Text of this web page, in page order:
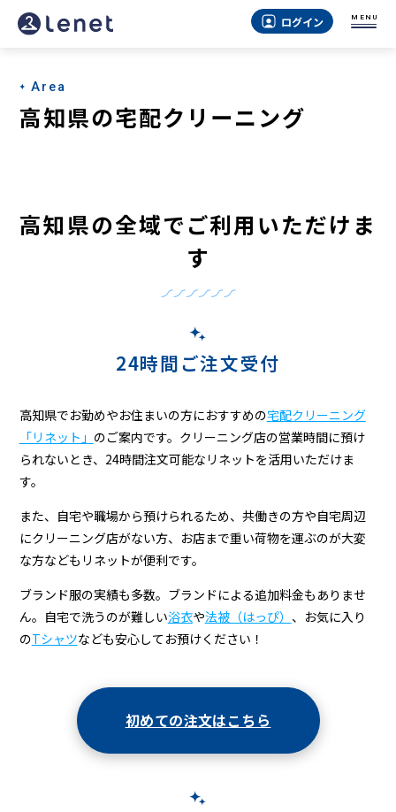
ログイン MENU
Area
高知県の宅配クリーニング
高知県の全域でご利用いただけま
す
24時間ご注文受付
高知県でお勤めやお住まいの方におすすめの宅配クリーニング
「リネット」 のご案内です。クリーニング店の営業時間に預け
られないとき、24時間注文可能なリネットを活用いただけま
す。
また、自宅や職場から預けられるため、共働きの方や自宅周辺
にクリーニング店がない方、お店まで重い荷物を運ぶのが大変
な方などもリネットが便利です。
ブランド服の実績も多数。ブランドによる追加料金もありませ
ん。自宅で洗うのが難しい浴衣や法被（はっぴ） 、お気に入り
のTシャツなども安心してお預けください！
初めての注文はこちら